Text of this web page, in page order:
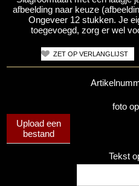
afbeelding naar keuze
Ongeveer 12 stukken. Je
toegevoegd, zorg er wel
foto
Upload een
bestand
Tekst